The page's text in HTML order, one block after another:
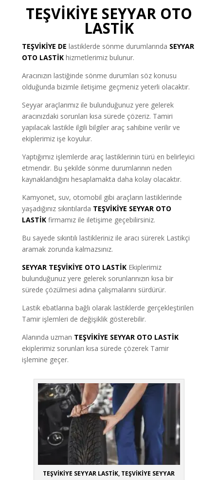
TEŞVİKİYE SEYYAR OTO
LASTİK
TEŞVİKİYE DE lastiklerde sönme durumlarında SEYYAR
OTO LASTİKhizmetlerimiz bulunur.
Aracınızın lastiğinde sönme durumları söz konusu
olduğunda bizimle iletişime geçmeniz yeterli olacaktır.
Seyyar araçlarımız ile bulunduğunuz yere gelerek
aracınızdaki sorunları kısa sürede çözeriz. Tamiri
yapılacak lastikle ilgili bilgiler araç sahibine verilir ve
ekiplerimiz işe koyulur.
Yaptığımız işlemlerde araç lastiklerinin türü en belirleyici
etmendir. Bu şekilde sönme durumlarının neden
kaynaklandığını hesaplamakta daha kolay olacaktır.
Kamyonet, suv, otomobil gibi araçların lastiklerinde
yaşadığınız sıkıntılarda TEŞVİKİYE SEYYAR OTO
LASTİKfirmamız ile iletişime geçebilirsiniz.
Bu sayede sıkıntılı lastikleriniz ile aracı sürerek Lastikçi
aramak zorunda kalmazsınız.
SEYYAR TEŞVİKİYE OTO LASTİKEkiplerimiz
bulunduğunuz yere gelerek sorunlarınızın kısa bir
sürede çözülmesi adına çalışmalarını sürdürür.
Lastik ebatlarına bağlı olarak lastiklerde gerçekleştirilen
Tamir işlemleri de değişiklik gösterebilir.
Alanında uzman TEŞVİKİYE SEYYAR OTO LASTİK
ekiplerimiz sorunları kısa sürede çözerek Tamir
işlemine geçer.
TEŞVİKİYE SEYYAR LASTİK, TEŞVİKİYE SEYYAR